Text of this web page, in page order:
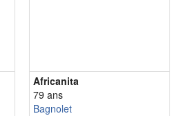
Africanita
79 ans
Bagnolet